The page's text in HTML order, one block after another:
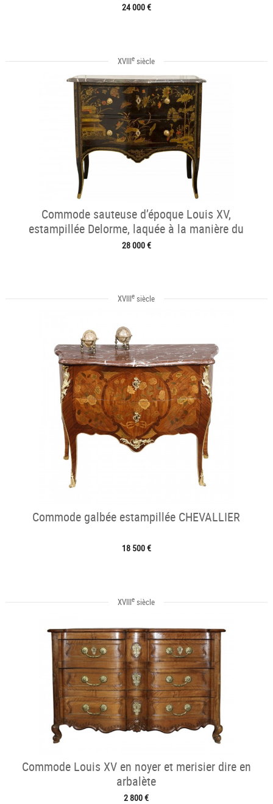
24 000 €
XVIIIe siècle
Commode sauteuse d’époque Louis XV,
estampillée Delorme, laquée à la manière du
japon
28 000 €
XVIIIe siècle
Commode galbée estampillée CHEVALLIER
18 500 €
XVIIIe siècle
Commode Louis XV en noyer et merisier dire en
arbalète
2 800 €